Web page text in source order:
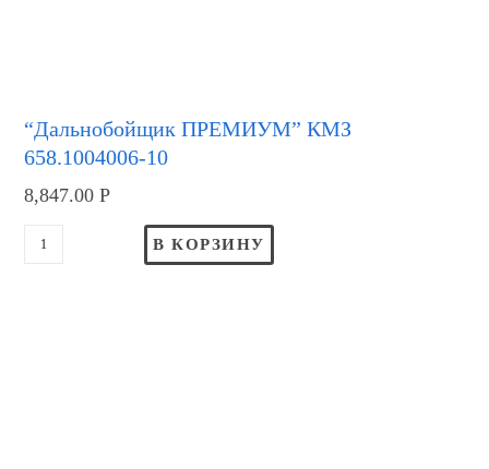
“Дальнобойщик ПРЕМИУМ” КМЗ
658.1004006-10
8,847.00Р
В КОРЗИНУ